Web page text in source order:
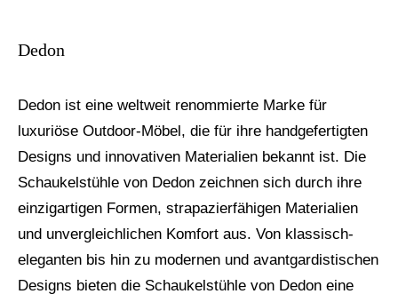
Dedon
Dedon ist eine weltweit renommierte Marke für
luxuriöse Outdoor-Möbel, die für ihre handgefertigten
Designs und innovativen Materialien bekannt ist. Die
Schaukelstühle von Dedon zeichnen sich durch ihre
einzigartigen Formen, strapazierfähigen Materialien
und unvergleichlichen Komfort aus. Von klassisch-
eleganten bis hin zu modernen und avantgardistischen
Designs bieten die Schaukelstühle von Dedon eine